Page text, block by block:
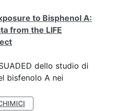
to Bisphenol A:
from the LIFE
dello studio di
bisfenolo A nei